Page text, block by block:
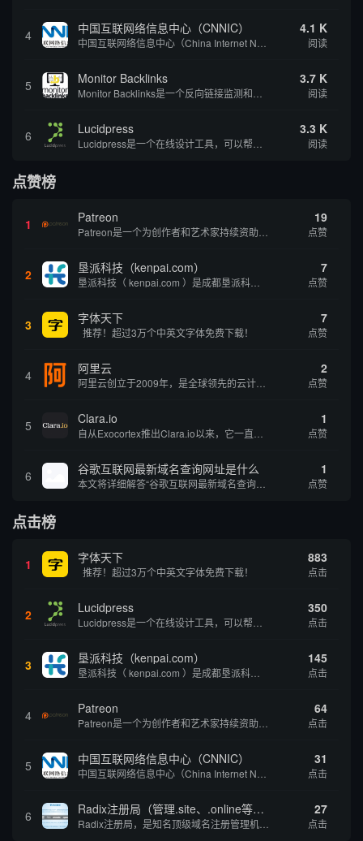
4 中国互联网络信息中心（CNNIC） 4.1 K
阅读
5 Monitor Backlinks 3.7 K
阅读
6 Lucidpress 3.3 K
阅读
点赞榜
1 Patreon 19
点赞
2 垦派科技（kenpai.com） 7
点赞
3 字体天下
推荐！超过3万个中英文字体免费下载！
7
点赞
4 阿里云 2
点赞
5 Clara.io 1
点赞
6 谷歌互联网最新域名查询网址是什么 1
点赞
点击榜
1 字体天下
推荐！超过3万个中英文字体免费下载！
883
点击
2 Lucidpress 350
点击
3 垦派科技（kenpai.com） 145
点击
4 Patreon 64
点击
5 中国互联网络信息中心（CNNIC） 31
点击
6 Radix注册局（管理.site、.online等顶级域名） 27
点击